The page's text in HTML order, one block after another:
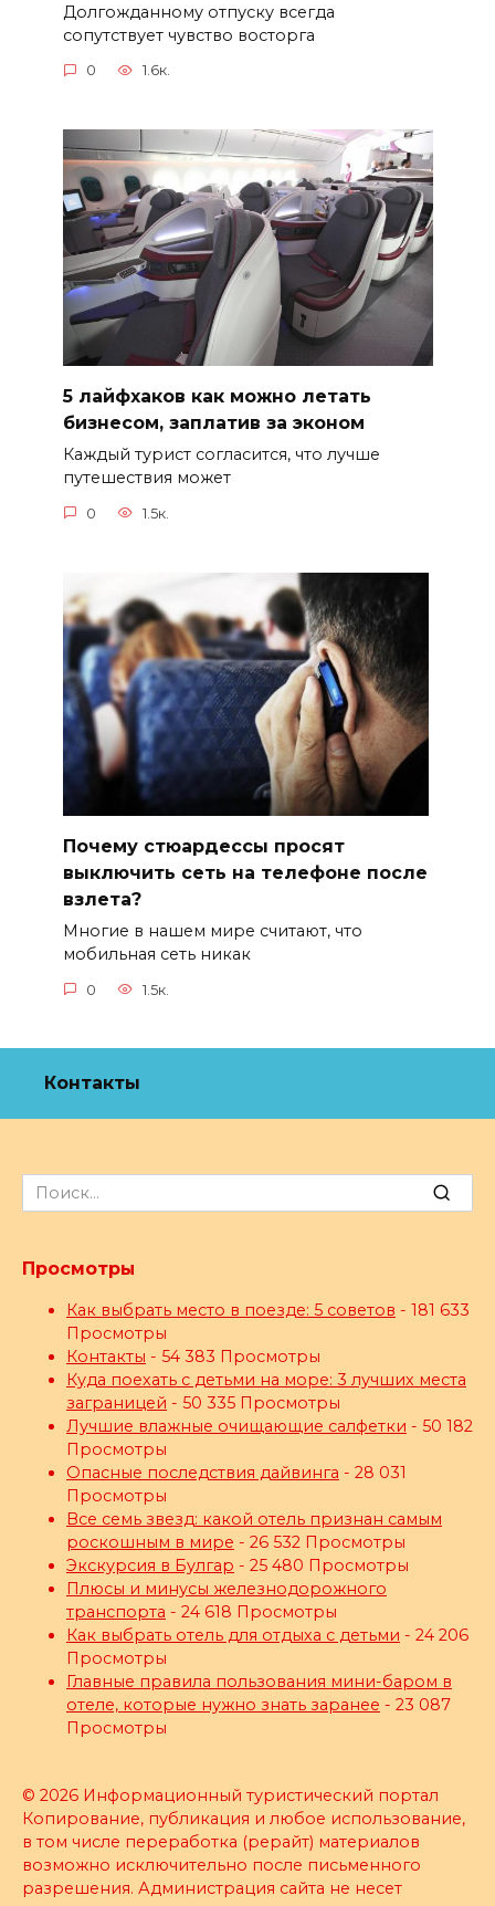
Долгожданному отпуску всегда
сопутствует чувство восторга
0 1.6к.
5 лайфхаков как можно летать
бизнесом, заплатив за эконом
Каждый турист согласится, что лучше
путешествия может
0 1.5к.
Почему стюардессы просят
выключить сеть на телефоне после
взлета?
Многие в нашем мире считают, что
мобильная сеть никак
0 1.5к.
Контакты
Search
for:
Просмотры
Как выбрать место в поезде: 5 советов - 181 633
Просмотры
Контакты - 54 383 Просмотры
Куда поехать с детьми на море: 3 лучших места
заграницей - 50 335 Просмотры
Лучшие влажные очищающие салфетки - 50 182
Просмотры
Опасные последствия дайвинга - 28 031
Просмотры
Все семь звезд: какой отель признан самым
роскошным в мире - 26 532 Просмотры
Экскурсия в Булгар - 25 480 Просмотры
Плюсы и минусы железнодорожного
транспорта - 24 618 Просмотры
Как выбрать отель для отдыха с детьми - 24 206
Просмотры
Главные правила пользования мини-баром в
отеле, которые нужно знать заранее - 23 087
Просмотры
© 2026 Информационный туристический портал
Копирование, публикация и любое использование,
в том числе переработка (рерайт) материалов
возможно исключительно после письменного
разрешения. Администрация сайта не несет